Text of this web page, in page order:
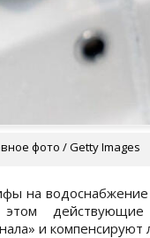
фото / Getty Images
на
и